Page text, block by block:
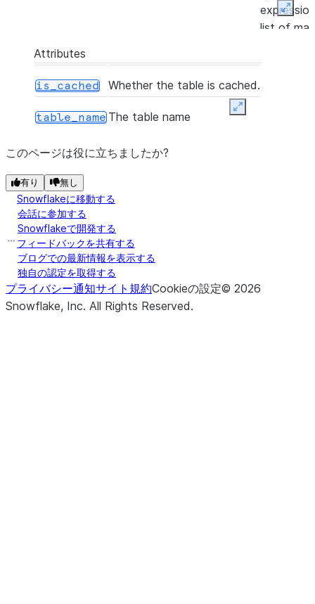
list of
clauses,
sample([frac, n, seed, sampling_method])
Attributes
is_cached Whether the table is cached.
table_name The table name Expand
このページは役に立ちましたか?
有り 無し
Snowflakeに移動する
会話に参加する
Snowflakeで開発する
フィードバックを共有する
ブログでの最新情報を表示する
独自の認定を取得する
プライバシー通知サイト規約Cookieの設定© 2026
Snowflake, Inc. All Rights Reserved.